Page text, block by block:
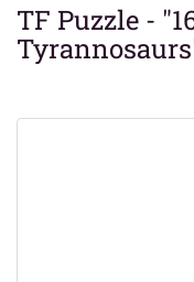
TF Puzzle -